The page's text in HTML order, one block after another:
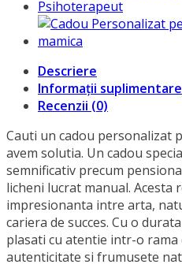
Descriere
Informații suplimentare
Recenzii (0)
Cauti un cadou personalizat
avem solutia. Un cadou
semnificativ precum
licheni lucrat manual. Acesta
impresionanta intre arta,
cariera de succes. Cu o
plasati cu atentie intr-o rama
autenticitate si frumusete